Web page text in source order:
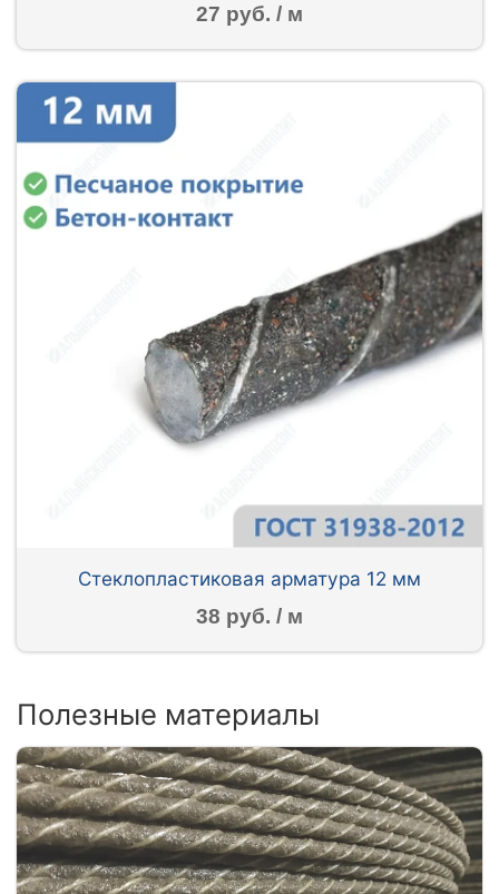
27 руб. / м
Стеклопластиковая арматура 12 мм
38 руб. / м
Полезные материалы